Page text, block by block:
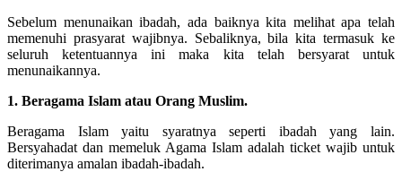
Sebelum menunaikan ibadah, ada baiknya kita melihat apa telah
memenuhi prasyarat wajibnya. Sebaliknya, bila kita termasuk ke
seluruh ketentuannya ini maka kita telah bersyarat untuk
menunaikannya.
1. Beragama Islam atau Orang Muslim.
Beragama Islam yaitu syaratnya seperti ibadah yang lain.
Bersyahadat dan memeluk Agama Islam adalah ticket wajib untuk
diterimanya amalan ibadah-ibadah.